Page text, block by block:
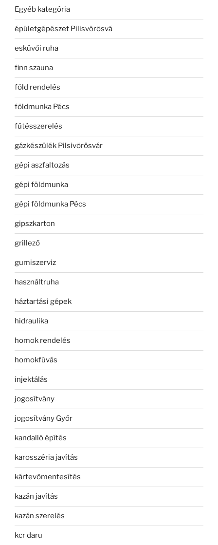
Egyéb kategória
épületgépészet Pilisvörösvá
esküvői ruha
finn szauna
föld rendelés
földmunka Pécs
fűtésszerelés
gázkészülék Pilsivörösvár
gépi aszfaltozás
gépi földmunka
gépi földmunka Pécs
gipszkarton
grillező
gumiszerviz
használtruha
háztartási gépek
hidraulika
homok rendelés
homokfúvás
injektálás
jogosítvány
jogosítvány Győr
kandalló építés
karosszéria javítás
kártevőmentesítés
kazán javítás
kazán szerelés
kcr daru